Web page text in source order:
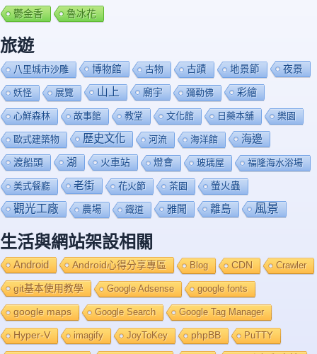
鬱金香 魯冰花
旅遊
八里城市沙雕 博物館 古物 古蹟 地景節 夜景
妖怪 展覽 山上 廟宇 彌勒佛 彩繪
心鮮森林 故事館 教堂 文化館 日藥本舖 樂園
歐式建築物 歷史文化 河流 海洋館 海邊
渡船頭 湖 火車站 燈會 玻璃屋 福隆海水浴場
美式餐廳 老街 花火節 茶園 螢火蟲
觀光工廠 農場 鐡道 雅聞 離島 風景
生活與網站架設相關
Android Android心得分享專區 Blog CDN Crawler
git基本使用教學 Google Adsense google fonts
google maps Google Search Google Tag Manager
Hyper-V imagify JoyToKey phpBB PuTTY